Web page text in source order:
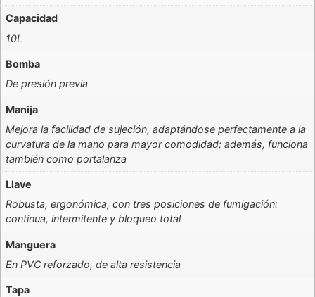
Capacidad
10L
Bomba
De presión previa
Manija
Mejora la facilidad de sujeción, adaptándose perfectamente a la
curvatura de la mano para mayor comodidad; además, funciona
también como portalanza
Llave
Robusta, ergonómica, con tres posiciones de fumigación:
continua, intermitente y bloqueo total
Manguera
En PVC reforzado, de alta resistencia
Tapa